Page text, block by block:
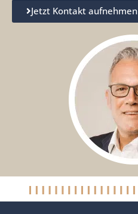
Jetzt Kontakt aufnehmen